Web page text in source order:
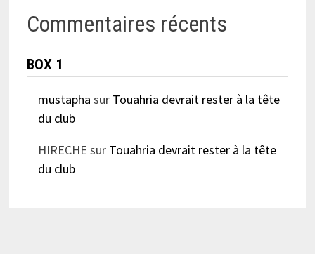
Commentaires récents
BOX 1
mustapha sur Touahria devrait rester à la tête
du club
HIRECHE sur Touahria devrait rester à la tête
du club